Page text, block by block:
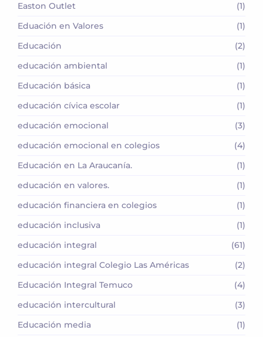
Easton Outlet
(1)
Eduación en Valores
(1)
Educación
(2)
educación ambiental
(1)
Educación básica
(1)
educación cívica escolar
(1)
educación emocional
(3)
educación emocional en colegios
(4)
Educación en La Araucanía.
(1)
educación en valores.
(1)
educación financiera en colegios
(1)
educación inclusiva
(1)
educación integral
(61)
educación integral Colegio Las Américas
(2)
Educación Integral Temuco
(4)
educación intercultural
(3)
Educación media
(1)